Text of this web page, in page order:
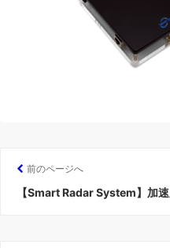
前のページへ
【Smart Radar System】加